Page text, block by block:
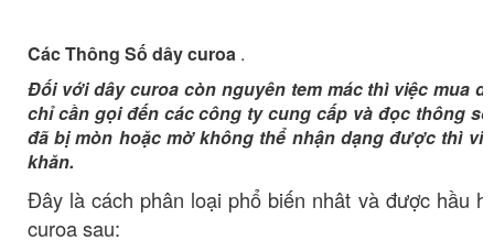
Các Thông Số dây curoa .
Đối với dây curoa còn nguyên tem mác thì việc mua
chỉ cần gọi đến các công ty cung cấp và đọc thông
đã bị mòn hoặc mờ không thể nhận dạng được thì
khăn.
Đây là cách phân loại phổ biến nhât và được hầu
curoa sau: